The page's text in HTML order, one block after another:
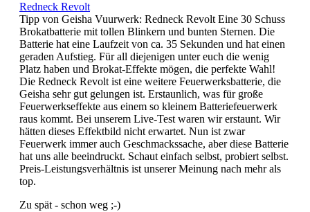
Redneck Revolt
Tipp von Geisha Vuurwerk: Redneck Revolt Eine 30 Schuss
Brokatbatterie mit tollen Blinkern und bunten Sternen. Die
Batterie hat eine Laufzeit von ca. 35 Sekunden und hat einen
geraden Aufstieg. Für all diejenigen unter euch die wenig
Platz haben und Brokat-Effekte mögen, die perfekte Wahl!
Die Redneck Revolt ist eine weitere Feuerwerksbatterie, die
Geisha sehr gut gelungen ist. Erstaunlich, was für große
Feuerwerkseffekte aus einem so kleinem Batteriefeuerwerk
raus kommt. Bei unserem Live-Test waren wir erstaunt. Wir
hätten dieses Effektbild nicht erwartet. Nun ist zwar
Feuerwerk immer auch Geschmackssache, aber diese Batterie
hat uns alle beeindruckt. Schaut einfach selbst, probiert selbst.
Preis-Leistungsverhältnis ist unserer Meinung nach mehr als
top.
Zu spät - schon weg ;-)